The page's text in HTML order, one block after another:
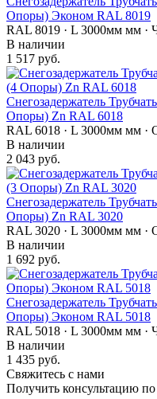
Опоры) Эконом RAL 8019
RAL 8019 · L 3000мм мм ·
В наличии
1 517 руб.
Снегозадержатель
Опоры) Zn RAL 6018
RAL 6018 · L 3000мм мм ·
В наличии
2 043 руб.
Снегозадержатель
Опоры) Zn RAL 3020
RAL 3020 · L 3000мм мм ·
В наличии
1 692 руб.
Снегозадержатель
Опоры) Эконом RAL 5018
RAL 5018 · L 3000мм мм ·
В наличии
1 435 руб.
Свяжитесь с нами
Получить консультацию